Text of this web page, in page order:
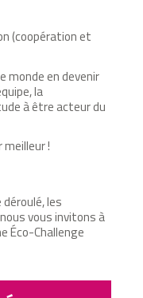
(coopération et
monde en devenir
la
à être acteur du
!
les
vous invitons à
Éco-Challenge